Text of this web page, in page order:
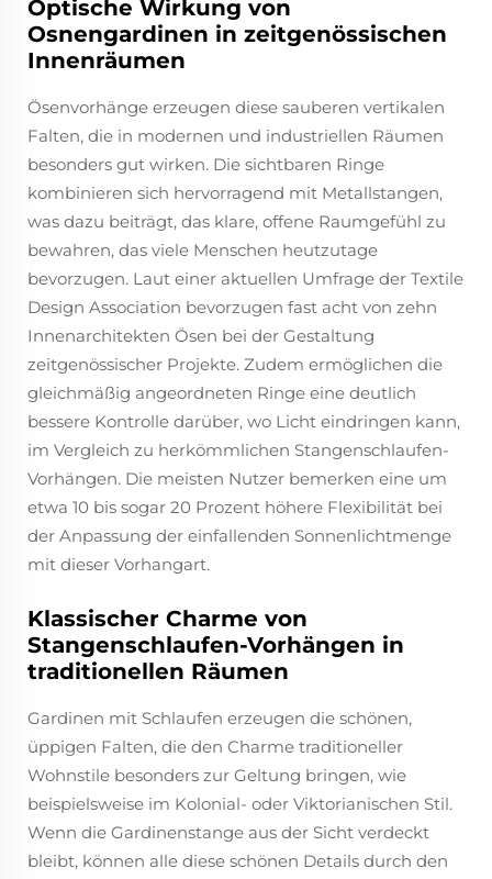
Optische Wirkung von
Osnengardinen in zeitgenössischen
Innenräumen
Ösenvorhänge erzeugen diese sauberen vertikalen
Falten, die in modernen und industriellen Räumen
besonders gut wirken. Die sichtbaren Ringe
kombinieren sich hervorragend mit Metallstangen,
was dazu beiträgt, das klare, offene Raumgefühl zu
bewahren, das viele Menschen heutzutage
bevorzugen. Laut einer aktuellen Umfrage der Textile
Design Association bevorzugen fast acht von zehn
Innenarchitekten Ösen bei der Gestaltung
zeitgenössischer Projekte. Zudem ermöglichen die
gleichmäßig angeordneten Ringe eine deutlich
bessere Kontrolle darüber, wo Licht eindringen kann,
im Vergleich zu herkömmlichen Stangenschlaufen-
Vorhängen. Die meisten Nutzer bemerken eine um
etwa 10 bis sogar 20 Prozent höhere Flexibilität bei
der Anpassung der einfallenden Sonnenlichtmenge
mit dieser Vorhangart.
Klassischer Charme von
Stangenschlaufen-Vorhängen in
traditionellen Räumen
Gardinen mit Schlaufen erzeugen die schönen,
üppigen Falten, die den Charme traditioneller
Wohnstile besonders zur Geltung bringen, wie
beispielsweise im Kolonial- oder Viktorianischen Stil.
Wenn die Gardinenstange aus der Sicht verdeckt
bleibt, können alle diese schönen Details durch den